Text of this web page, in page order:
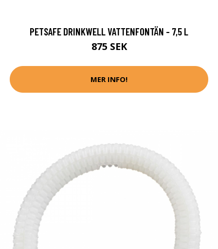
PETSAFE DRINKWELL VATTENFONTÄN - 7,5 L
875 SEK
MER INFO!